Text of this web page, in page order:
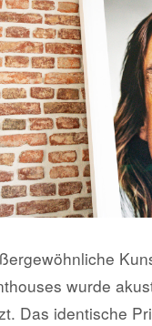
wurde
Das identische